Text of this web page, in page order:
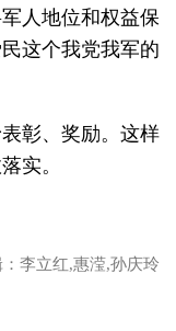
人地位和权益保
这个我党我军的
彰、奖励。这样
实。
李立红,惠滢,孙庆玲